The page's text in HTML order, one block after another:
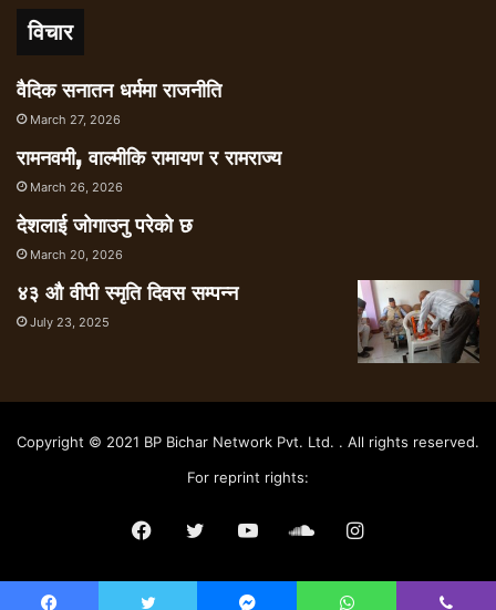
विचार
वैदिक सनातन धर्ममा राजनीति
March 27, 2026
रामनवमी, वाल्मीकि रामायण र रामराज्य
March 26, 2026
देशलाई जोगाउनु परेको छ
March 20, 2026
४३ औ वीपी स्मृति दिवस सम्पन्न
July 23, 2025
Copyright © 2021 BP Bichar Network Pvt. Ltd. . All rights reserved.
For reprint rights:
Facebook
TwitterYouTubeSoundCloud
Instagram